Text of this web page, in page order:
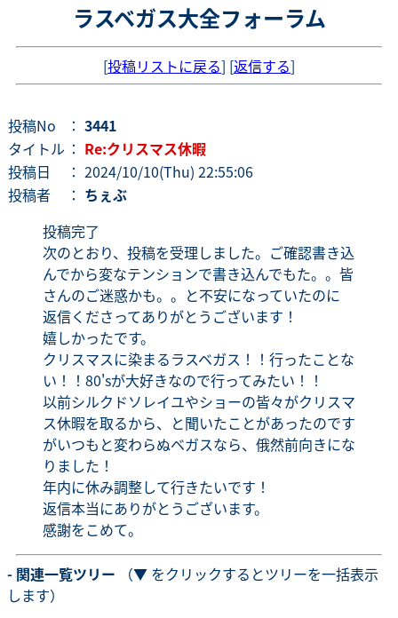
ラスベガス大全フォーラム
[投稿リストに戻る] [返信する]
投稿No ： 3441
タイトル ： Re:クリスマス休暇
投稿日
： 2024/10/10(Thu) 22:55:06
投稿者
： ちぇぶ
投稿完了
次のとおり、投稿を受理しました。ご確認書き込
んでから変なテンションで書き込んでもた。。皆
さんのご迷惑かも。。と不安になっていたのに
返信くださってありがとうございます！
嬉しかったです。
クリスマスに染まるラスベガス！！行ったことな
い！！80'sが大好きなので行ってみたい！！
以前シルクドソレイユやショーの皆々がクリスマ
ス休暇を取るから、と聞いたことがあったのです
がいつもと変わらぬベガスなら、俄然前向きにな
りました！
年内に休み調整して行きたいです！
返信本当にありがとうございます。
感謝をこめて。
- 関連一覧ツリー （▼ をクリックするとツリーを一括表示
します）